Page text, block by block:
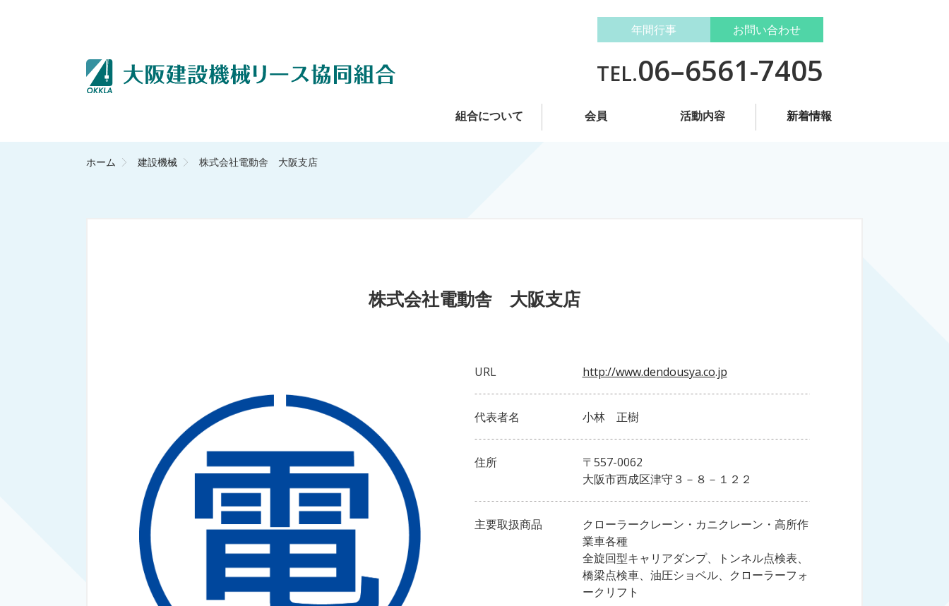
年間行事 お問い合わせ
TEL.06–6561-7405
組合について 会員 活動内容 新着情報
ホーム 建設機械 株式会社電動舎 大阪支店
株式会社電動舎 大阪支店
URL http://www.dendousya.co.jp
代表者名 小林 正樹
住所
〒557-0062
大阪市西成区津守３－８－１２２
主要取扱商品
クローラークレーン・カニクレーン・高所作
業車各種
全旋回型キャリアダンプ、トンネル点検表、
橋梁点検車、油圧ショベル、クローラーフォ
ークリフト